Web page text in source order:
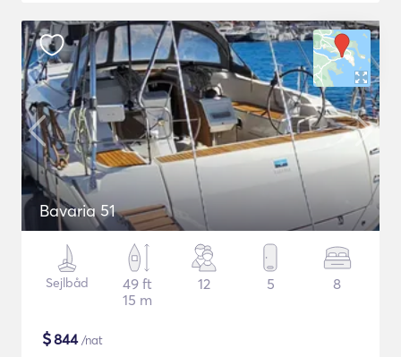
Bavaria 51
Sejlbåd
49 ft
15 m
12 5 8
$844/nat